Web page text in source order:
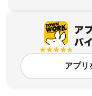
アプリ